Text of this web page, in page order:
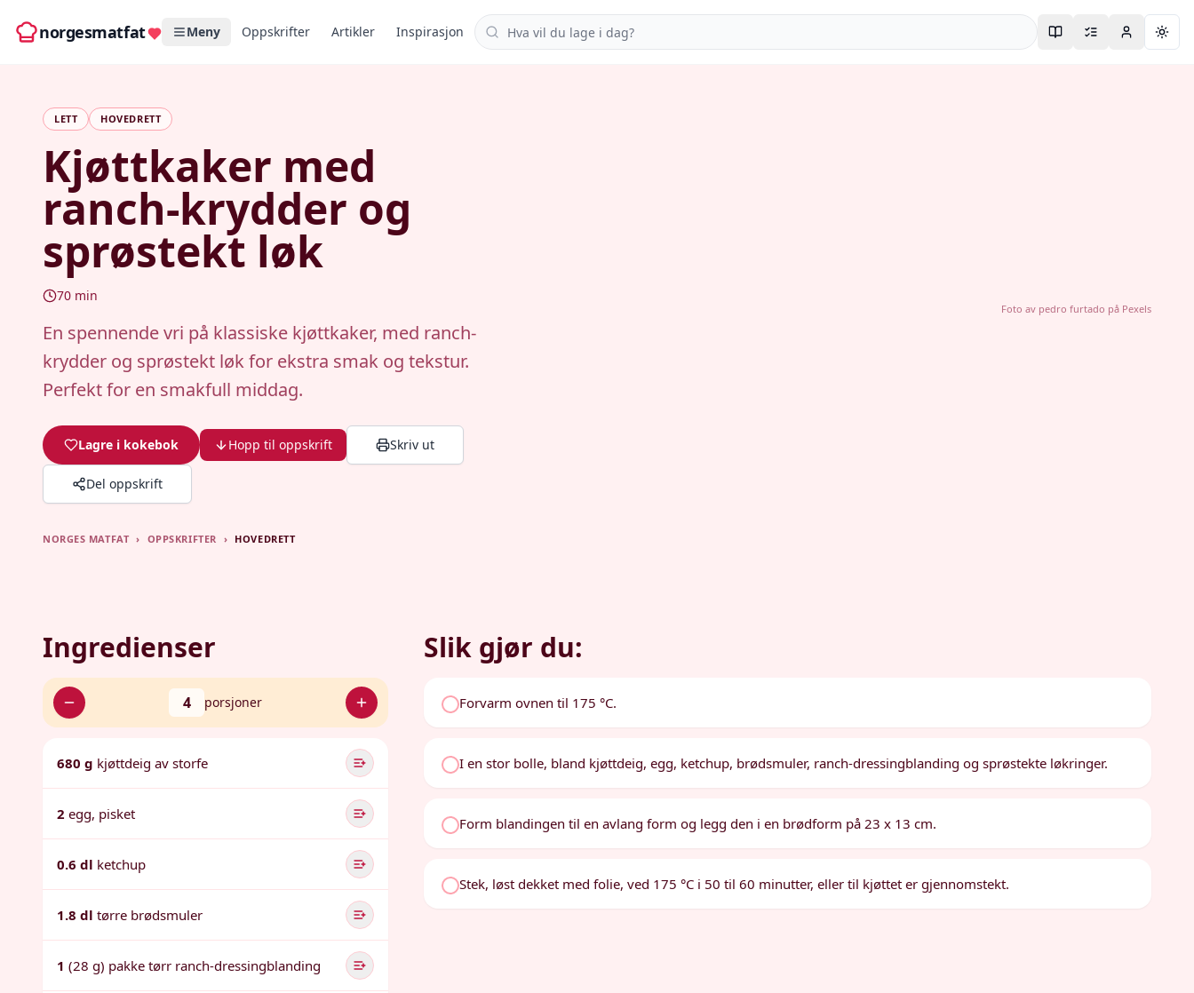
norgesmatfat Meny Oppskrifter Artikler Inspirasjon Søk i oppskrifter
LETT HOVEDRETT
Kjøttkaker med
ranch-krydder og
sprøstekt løk
70 min
En spennende vri på klassiske kjøttkaker, med ranch-
krydder og sprøstekt løk for ekstra smak og tekstur.
Perfekt for en smakfull middag.
Lagre i kokebok Hopp til oppskrift Skriv ut
Del oppskrift
Foto av pedro furtado på Pexels
NORGES MATFAT › OPPSKRIFTER › HOVEDRETT
Ingredienser
4 porsjoner
680 g kjøttdeig av storfe
2 egg, pisket
0.6 dl ketchup
1.8 dl tørre brødsmuler
1 (28 g) pakke tørr ranch-dressingblanding
Slik gjør du:
Forvarm ovnen til 175 °C.
I en stor bolle, bland kjøttdeig, egg, ketchup, brødsmuler, ranch-dressingblanding og sprøstekte løkringer.
Form blandingen til en avlang form og legg den i en brødform på 23 x 13 cm.
Stek, løst dekket med folie, ved 175 °C i 50 til 60 minutter, eller til kjøttet er gjennomstekt.